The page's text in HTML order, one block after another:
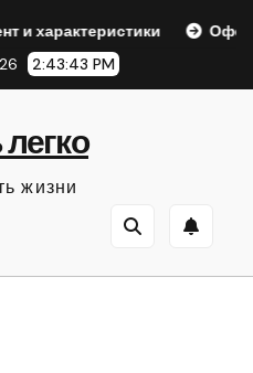
Оформление
2:43:44 PM
жизни